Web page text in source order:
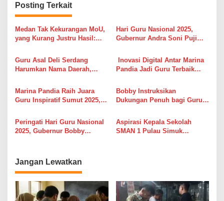
a
s
i
o
Posting Terkait
Medan Tak Kekurangan MoU,
yang Kurang Justru Hasil:
Bank Hanya Berakhir di
Ruang Audiensi
Hari Guru Nasional 2025,
Gubernur Andra Soni Puji
Membangun Generasi Banten
Guru Asal Deli Serdang
Harumkan Nama Daerah,
Inspiratif Sumut 2025
Inovasi Digital Antar Marina
Pandia Jadi Guru Terbaik
Marina Pandia Raih Juara
Guru Inspiratif Sumut 2025,
Berbuah Prestasi
Bobby Instruksikan
Dukungan Penuh bagi Guru,
Murid di Media Sosial
Peringati Hari Guru Nasional
2025, Gubernur Bobby
Guru Sumut
Aspirasi Kepala Sekolah
SMAN 1 Pulau Simuk
Jangan Lewatkan